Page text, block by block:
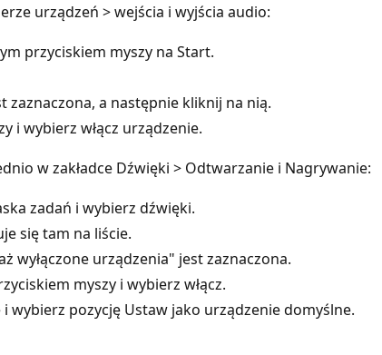
urządzeń > wejścia i wyjścia audio:
przyciskiem myszy na Start.
zaznaczona, a następnie kliknij na nią.
i wybierz włącz urządzenie.
w zakładce Dźwięki > Odtwarzanie i Nagrywanie:
zadań i wybierz dźwięki.
się tam na liście.
wyłączone urządzenia" jest zaznaczona.
myszy i wybierz włącz.
wybierz pozycję Ustaw jako urządzenie domyślne.